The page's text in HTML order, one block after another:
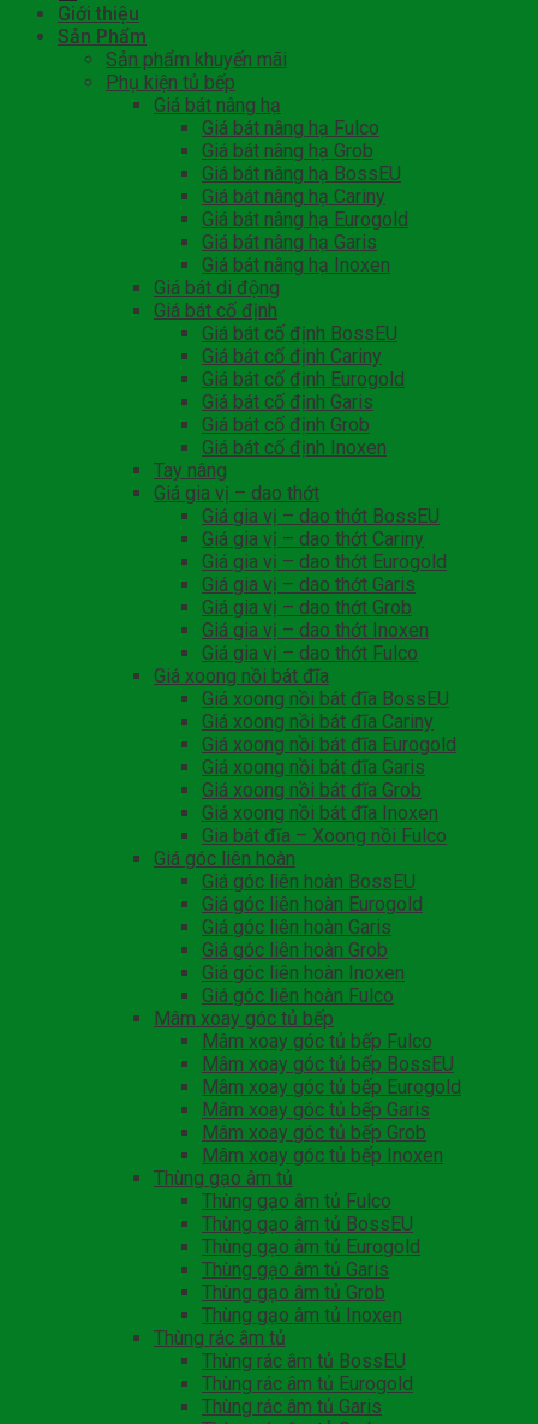
Giới thiệu
Sản Phẩm
Sản phẩm khuyến mãi
Phụ kiện tủ bếp
Giá bát nâng hạ
Giá bát nâng hạ Fulco
Giá bát nâng hạ Grob
Giá bát nâng hạ BossEU
Giá bát nâng hạ Cariny
Giá bát nâng hạ Eurogold
Giá bát nâng hạ Garis
Giá bát nâng hạ Inoxen
Giá bát di động
Giá bát cố định
Giá bát cố định BossEU
Giá bát cố định Cariny
Giá bát cố định Eurogold
Giá bát cố định Garis
Giá bát cố định Grob
Giá bát cố định Inoxen
Tay nâng
Giá gia vị – dao thớt
Giá gia vị – dao thớt BossEU
Giá gia vị – dao thớt Cariny
Giá gia vị – dao thớt Eurogold
Giá gia vị – dao thớt Garis
Giá gia vị – dao thớt Grob
Giá gia vị – dao thớt Inoxen
Giá gia vị – dao thớt Fulco
Giá xoong nồi bát đĩa
Giá xoong nồi bát đĩa BossEU
Giá xoong nồi bát đĩa Cariny
Giá xoong nồi bát đĩa Eurogold
Giá xoong nồi bát đĩa Garis
Giá xoong nồi bát đĩa Grob
Giá xoong nồi bát đĩa Inoxen
Gia bát đĩa – Xoong nồi Fulco
Giá góc liên hoàn
Giá góc liên hoàn BossEU
Giá góc liên hoàn Eurogold
Giá góc liên hoàn Garis
Giá góc liên hoàn Grob
Giá góc liên hoàn Inoxen
Giá góc liên hoàn Fulco
Mâm xoay góc tủ bếp
Mâm xoay góc tủ bếp Fulco
Mâm xoay góc tủ bếp BossEU
Mâm xoay góc tủ bếp Eurogold
Mâm xoay góc tủ bếp Garis
Mâm xoay góc tủ bếp Grob
Mâm xoay góc tủ bếp Inoxen
Thùng gạo âm tủ
Thùng gạo âm tủ Fulco
Thùng gạo âm tủ BossEU
Thùng gạo âm tủ Eurogold
Thùng gạo âm tủ Garis
Thùng gạo âm tủ Grob
Thùng gạo âm tủ Inoxen
Thùng rác âm tủ
Thùng rác âm tủ BossEU
Thùng rác âm tủ Eurogold
Thùng rác âm tủ Garis